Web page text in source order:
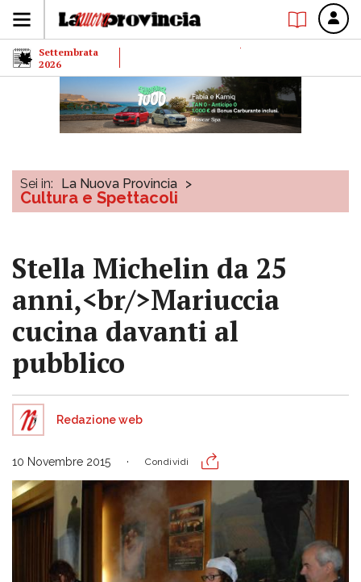
Settembrata
2026
Sei in: La Nuova Provincia >
Cultura e Spettacoli
Stella Michelin da 25
anni,<br/>Mariuccia
cucina davanti al
pubblico
Redazione web
10 Novembre 2015 Condividi